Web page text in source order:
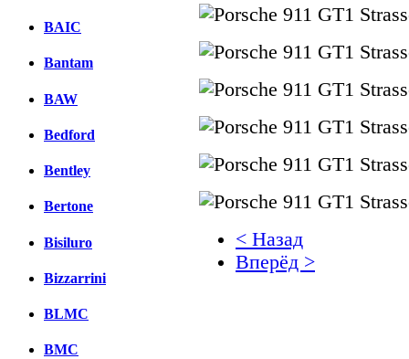
BAIC
Bantam
BAW
Bedford
Bentley
Bertone
Bisiluro
Bizzarrini
BLMC
BMC
< Назад
Вперёд >